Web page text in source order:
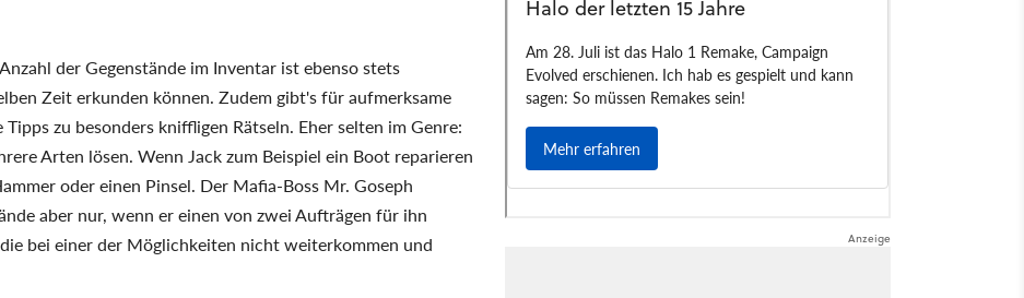
der Gegenstände im Inventar ist ebenso stets
Zeit erkunden können. Zudem gibt's für aufmerksame
zu besonders kniffligen Rätseln. Eher selten im Genre:
Arten lösen. Wenn Jack zum Beispiel ein Boot reparieren
oder einen Pinsel. Der Mafia-Boss Mr. Goseph
aber nur, wenn er einen von zwei Aufträgen für ihn
bei einer der Möglichkeiten nicht weiterkommen und